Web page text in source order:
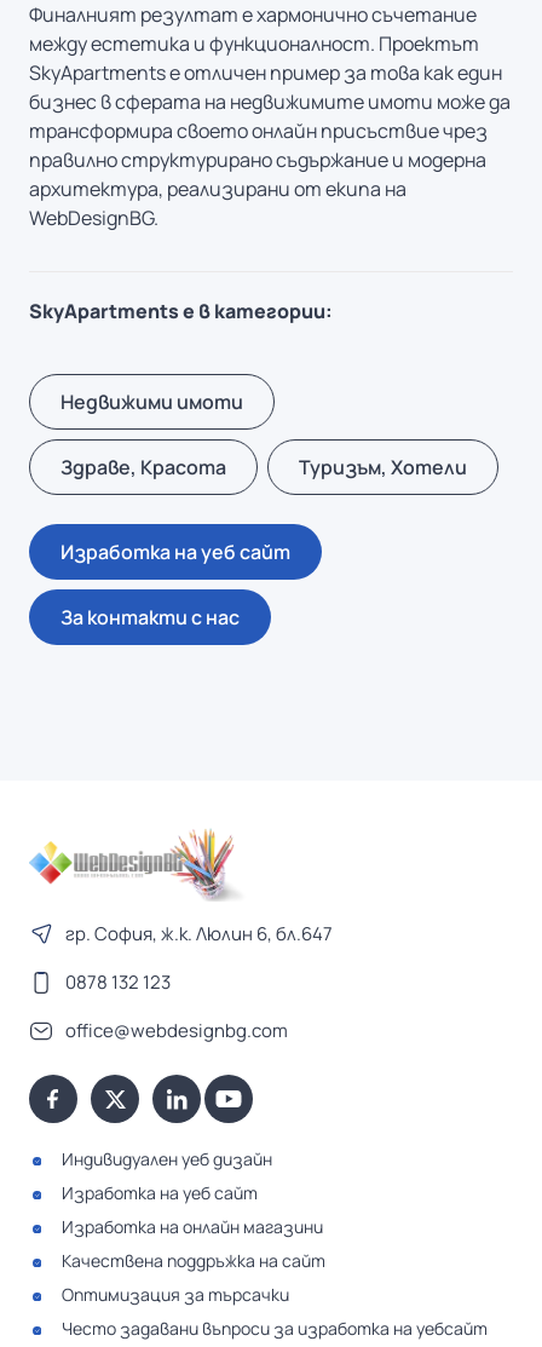
Финалният резултат е хармонично съчетание
между естетика и функционалност. Проектът
SkyApartments е отличен пример за това как един
бизнес в сферата на недвижимите имоти може да
трансформира своето онлайн присъствие чрез
правилно структурирано съдържание и модерна
архитектура, реализирани от екипа на
WebDesignBG.
SkyApartments е в категории:
Недвижими имоти
Здраве, Красота Туризъм, Хотели
Изработка на уеб сайт
За контакти с нас
гр. София, ж.к. Люлин 6, бл.647
0878 132 123
office@webdesignbg.com
Индивидуален уеб дизайн
Изработка на уеб сайт
Изработка на онлайн магазини
Качествена поддръжка на сайт
Оптимизация за търсачки
Често задавани въпроси за изработка на уебсайт